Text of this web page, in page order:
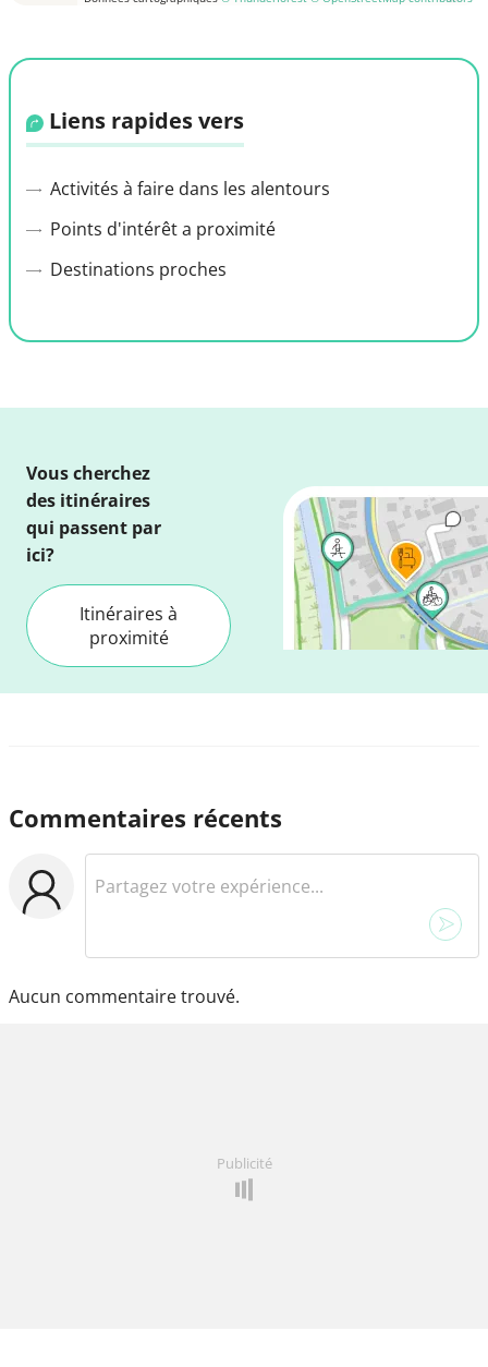
Liens rapides vers
Activités à faire dans les alentours
Points d'intérêt a proximité
Destinations proches
Vous cherchez
des itinéraires
qui passent par
ici?
Itinéraires à
proximité
Commentaires récents
Aucun commentaire trouvé.
Publicité